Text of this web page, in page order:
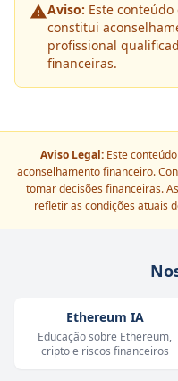
Aviso: Este
constitui
profissional
financeiras.
Aviso Legal: Este
aconselhamento financeiro.
tomar decisões financeiras.
refletir as condições atuais
Ethereum IA
Educação sobre Ethereum,
cripto e riscos financeiros